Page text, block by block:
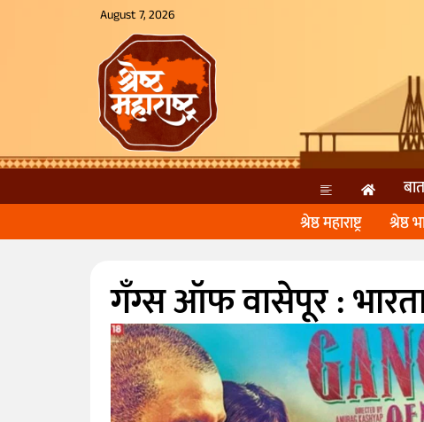
August 7, 2026
श्रेष्ठ महाराष्ट्र
श्रेष्ठ
गँग्स ऑफ वासेपूर :